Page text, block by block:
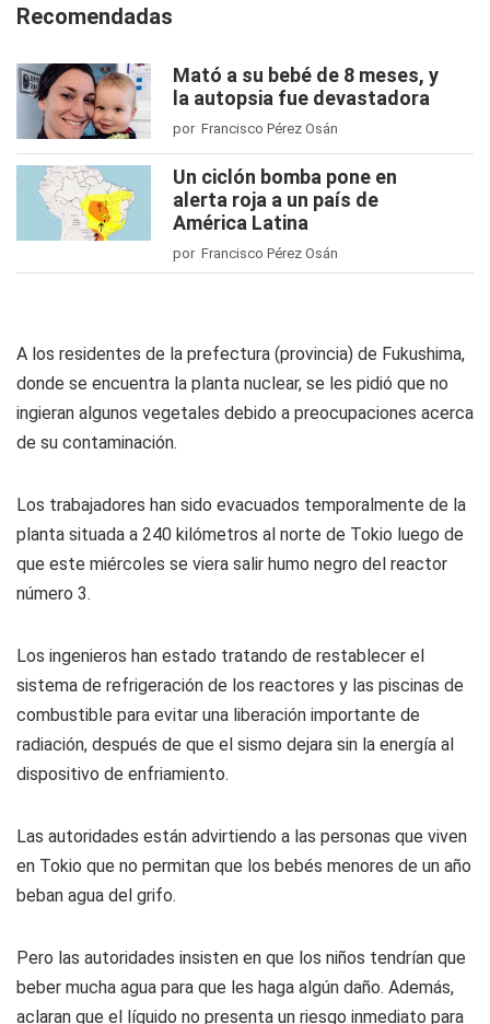
Recomendadas
Mató a su bebé de 8 meses, y
la autopsia fue devastadora
por Francisco Pérez Osán
Un ciclón bomba pone en
alerta roja a un país de
América Latina
por Francisco Pérez Osán
A los residentes de la prefectura (provincia) de Fukushima,
donde se encuentra la planta nuclear, se les pidió que no
ingieran algunos vegetales debido a preocupaciones acerca
de su contaminación.
Los trabajadores han sido evacuados temporalmente de la
planta situada a 240 kilómetros al norte de Tokio luego de
que este miércoles se viera salir humo negro del reactor
número 3.
Los ingenieros han estado tratando de restablecer el
sistema de refrigeración de los reactores y las piscinas de
combustible para evitar una liberación importante de
radiación, después de que el sismo dejara sin la energía al
dispositivo de enfriamiento.
Las autoridades están advirtiendo a las personas que viven
en Tokio que no permitan que los bebés menores de un año
beban agua del grifo.
Pero las autoridades insisten en que los niños tendrían que
beber mucha agua para que les haga algún daño. Además,
aclaran que el líquido no presenta un riesgo inmediato para